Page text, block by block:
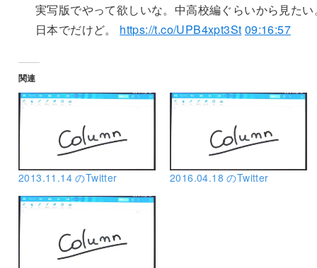
実写版でやって欲しいな。中高校編ぐらいから見たい
日本でだけど。 https://t.co/UPB4xpt3St 09:16:57
関連
2013.11.14 のTwitter 2016.04.18 のTwitter